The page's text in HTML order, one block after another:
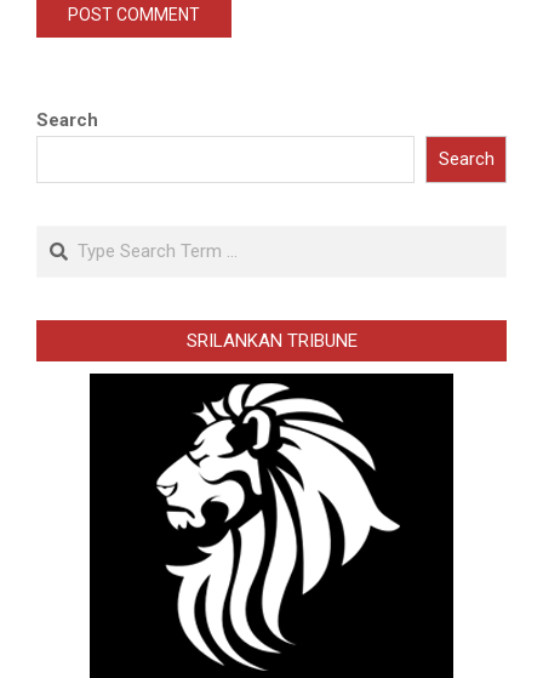
Search
Search
Search
SRILANKAN TRIBUNE